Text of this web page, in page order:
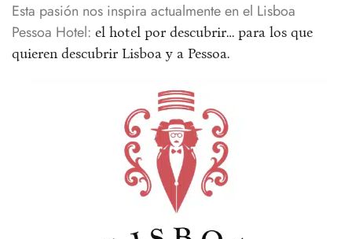
Esta pasión nos inspira actualmente en el Lisboa
Pessoa Hotel: el hotel por descubrir… para los que
quieren descubrir Lisboa y a Pessoa.